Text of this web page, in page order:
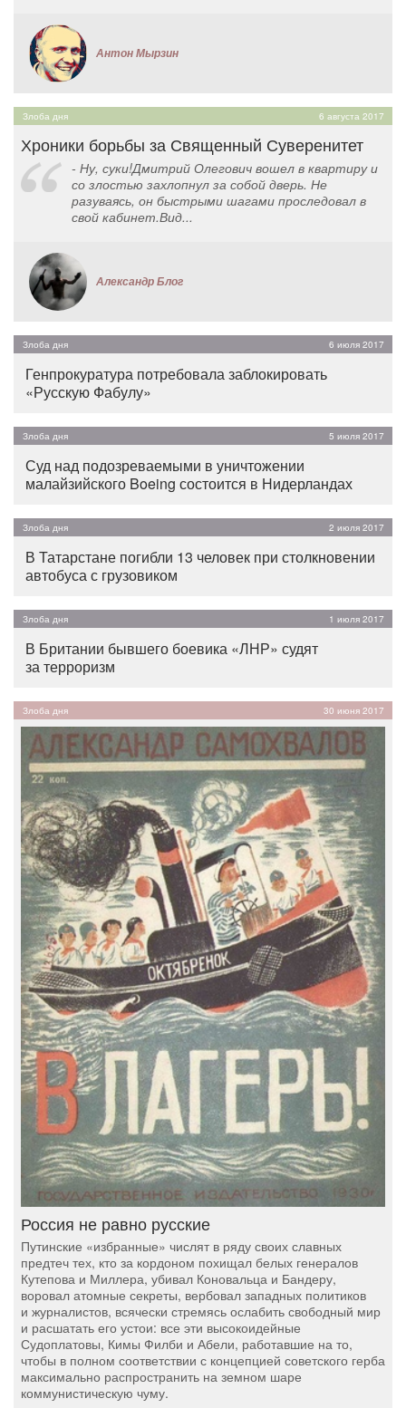
Антон Мырзин
Злоба дня 6 августа 2017
Хроники борьбы за Священный Суверенитет
- Ну, суки!Дмитрий Олегович вошел в квартиру и
со злостью захлопнул за собой дверь. Не
разуваясь, он быстрыми шагами проследовал в
свой кабинет.Вид...
Александр Блог
Злоба дня 6 июля 2017
Генпрокуратура потребовала заблокировать
«Русскую Фабулу»
Злоба дня 5 июля 2017
Суд над подозреваемыми в уничтожении
малайзийского Boeing состоится в Нидерландах
Злоба дня 2 июля 2017
В Татарстане погибли 13 человек при столкновении
автобуса с грузовиком
Злоба дня 1 июля 2017
В Британии бывшего боевика «ЛНР» судят
за терроризм
Злоба дня 30 июня 2017
Россия не равно русские
Путинские «избранные» числят в ряду своих славных
предтеч тех, кто за кордоном похищал белых генералов
Кутепова и Миллера, убивал Коновальца и Бандеру,
воровал атомные секреты, вербовал западных политиков
и журналистов, всячески стремясь ослабить свободный мир
и расшатать его устои: все эти высокоидейные
Судоплатовы, Кимы Филби и Абели, работавшие на то,
чтобы в полном соответствии с концепцией советского герба
максимально распространить на земном шаре
коммунистическую чуму.